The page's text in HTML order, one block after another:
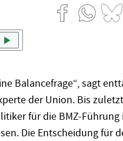
Balancefrage“, sagt
der Union. Bis
für die BMZ-Führung
Die Entscheidung für